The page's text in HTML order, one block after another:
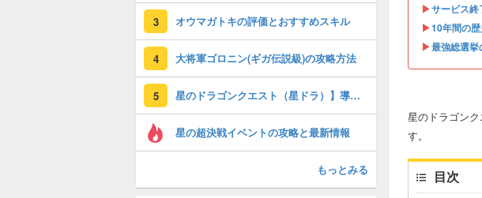
▶︎サービス
▶︎10年間の
▶︎最強総選挙
星のドラゴン
す。
目次
3 オウマガトキの評価とおすすめスキル
4 大将軍ゴロニン(ギガ伝説級)の攻略方法
5 星のドラゴンクエスト（星ドラ）】導かれし宝器・ツメの効果と入手方法
星の超決戦イベントの攻略と最新情報
もっとみる